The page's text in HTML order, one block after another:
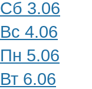
Сб 3.06
Вс 4.06
Пн 5.06
Вт 6.06